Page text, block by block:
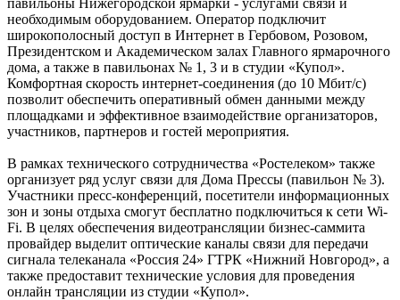
необходимым оборудованием. Оператор подключит
широкополосный доступ в Интернет в Гербовом, Розовом,
Президентском и Академическом залах Главного ярмарочного
дома, а также в павильонах № 1, 3 и в студии «Купол».
Комфортная скорость интернет-соединения (до 10 Мбит/с)
позволит обеспечить оперативный обмен данными между
площадками и эффективное взаимодействие организаторов,
участников, партнеров и гостей мероприятия.
В рамках технического сотрудничества «Ростелеком» также
организует ряд услуг связи для Дома Прессы (павильон № 3).
Участники пресс-конференций, посетители информационных
зон и зоны отдыха смогут бесплатно подключиться к сети Wi-
Fi. В целях обеспечения видеотрансляции бизнес-саммита
провайдер выделит оптические каналы связи для передачи
сигнала телеканала «Россия 24» ГТРК «Нижний Новгород», а
также предоставит технические условия для проведения
онлайн трансляции из студии «Купол».